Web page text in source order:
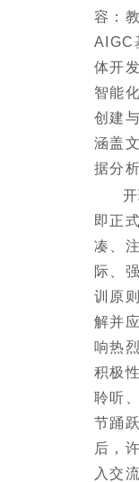
容 ：
AIGC
体开
智能
创建
涵盖
据分
即正
凑、
际、
训原
解并
响热
积极
聆听
节踊
后，
入交